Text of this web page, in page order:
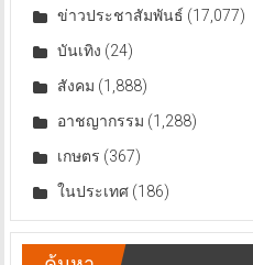
ข่าวประชาสัมพันธ์ (17,077)
บันเทิง (24)
สังคม (1,888)
อาชญากรรม (1,288)
เกษตร (367)
ในประเทศ(186)